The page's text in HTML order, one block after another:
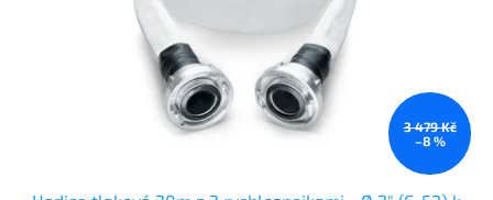
3 479 Kč
–8 %